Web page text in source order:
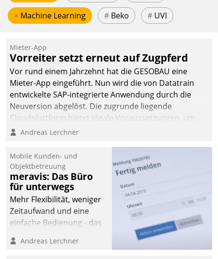
× Machine Learning # Beko # UVI
Mieter-App
Vorreiter setzt erneut auf Zugpferd
Vor rund einem Jahrzehnt hat die GESOBAU eine
Mieter-App eingeführt. Nun wird die von Datatrain
entwickelte SAP-integrierte Anwendung durch die
Neuversion abgelöst. Die zugrunde liegende
Cloudplattform bietet ideale Voraussetzungen, um
die Funktionalität der App zu erweitern und weitere
integrieren.
Andreas Lerchner
Mobile Kunden- und
Objektbetreuung
meravis: Das Büro
für unterwegs
Mehr Flexibilität, weniger
Zeitaufwand und eine
einfache Bedienung - das
Cockpit für mobile
Andreas Lerchner